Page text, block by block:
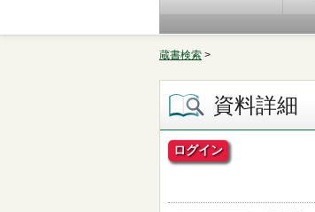
蔵書検索 >
資料詳細
ログイン